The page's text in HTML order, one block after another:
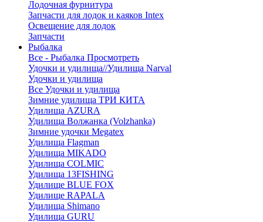
Лодочная фурнитура
Запчасти для лодок и каяков Intex
Освещение для лодок
Запчасти
Рыбалка
Все - Рыбалка Просмотреть
Удочки и удилища//Удилища Narval
Удочки и удилища
Все Удочки и удилища
Зимние удилища ТРИ КИТА
Удилища AZURA
Удилища Волжанка (Volzhanka)
Зимние удочки Megatex
Удилища Flagman
Удилища MIKADO
Удилища COLMIC
Удилища 13FISHING
Удилище BLUE FOX
Удилище RAPALA
Удилища Shimano
Удилища GURU